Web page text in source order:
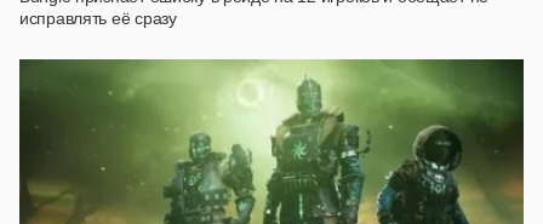
исправлять её сразу